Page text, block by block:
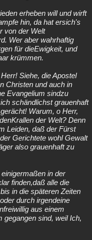
erheben will und wirft
hin, da hat ersich's
von der Welt
Wer aber wahrhaftig
für dieEwigkeit, und
krümmen.
Siehe, die Apostel
Christen und auch in
Evangelium sindzu
schändlichst grauenhaft
Warum, o Herr,
der Welt? Denn
Leiden, daß der Fürst
Gerichtete wohl Gewalt
also grauenhaft zu
in der
finden,daß alle die
in die späteren Zeiten
durch irgendeine
aus einem
gegangen sind, weil Ich,